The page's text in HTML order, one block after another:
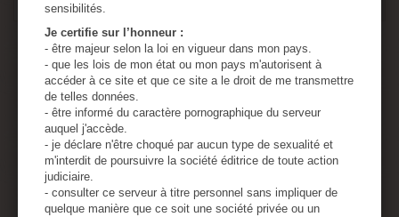
40 Days of Hell with a domineering nanny
Ajouter au panier Détails
Disponible
sensibilités.
Je certifie sur l’honneur :
- être majeur selon la loi en vigueur dans mon pays.
- que les lois de mon état ou mon pays m'autorisent à
accéder à ce site et que ce site a le droit de me transmettre
de telles données.
- être informé du caractère pornographique du serveur
auquel j'accède.
- je déclare n'être choqué par aucun type de sexualité et
m'interdit de poursuivre la société éditrice de toute action
judiciaire.
- consulter ce serveur à titre personnel sans impliquer de
quelque manière que ce soit une société privée ou un